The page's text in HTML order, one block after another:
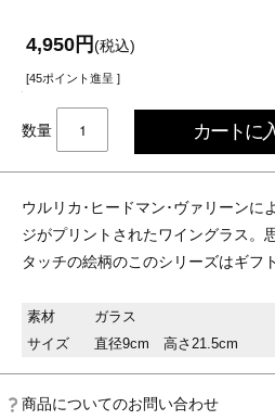
4,950円(税込)
[45ポイント進呈 ]
数量
ウルリカ･ヒードマン･ヴァリーンに
ジがプリントされたワイングラス。
タッチの絵柄のこのシリーズはギフ
素材
ガラス
サイズ
直径9cm 高さ21.5cm
商品についてのお問い合わせ